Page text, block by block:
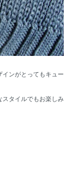
ンがとってもキュー
スタイルでもお楽しみ